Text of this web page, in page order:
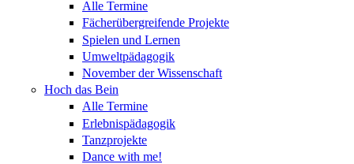
Alle Termine
Fächerübergreifende Projekte
Spielen und Lernen
Umweltpädagogik
November der Wissenschaft
Hoch das Bein
Alle Termine
Erlebnispädagogik
Tanzprojekte
Dance with me!